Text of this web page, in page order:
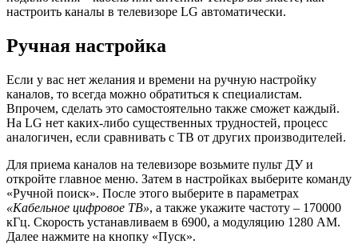
настроить каналы в телевизоре LG автоматически.
Ручная настройка
Если у вас нет желания и времени на ручную настройку
каналов, то всегда можно обратиться к специалистам.
Впрочем, сделать это самостоятельно также сможет каждый.
На LG нет каких-либо существенных трудностей, процесс
аналогичен, если сравнивать с ТВ от других производителей.
Для приема каналов на телевизоре возьмите пульт ДУ и
откройте главное меню. Затем в настройках выберите команду
«Ручной поиск». После этого выберите в параметрах
«Кабельное цифровое ТВ», а также укажите частоту – 170000
кГц. Скорость устанавливаем в 6900, а модуляцию 1280 АМ.
Далее нажмите на кнопку «Пуск».